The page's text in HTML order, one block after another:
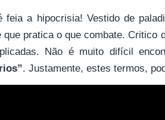
feia a hipocrisia! Vestido de
que pratica o que combate. Critico
Não é muito difícil
. Justamente, estes termos,